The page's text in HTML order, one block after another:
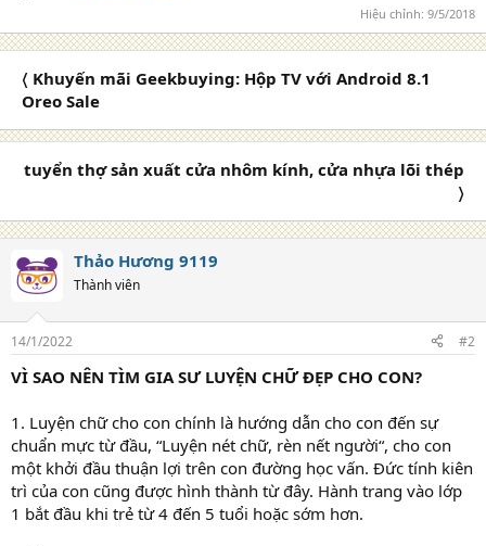
Hiệu chỉnh: 9/5/2018
〈 Khuyến mãi Geekbuying: Hộp TV với Android 8.1
Oreo Sale
tuyển thợ sản xuất cửa nhôm kính, cửa nhựa lõi thép
〉
Thảo Hương 9119
Thành viên
14/1/2022 #2
VÌ SAO NÊN TÌM GIA SƯ LUYỆN CHỮ ĐẸP CHO CON?
1. Luyện chữ cho con chính là hướng dẫn cho con đến sự
chuẩn mực từ đầu, “Luyện nét chữ, rèn nết người“, cho con
một khởi đầu thuận lợi trên con đường học vấn. Đức tính kiên
trì của con cũng được hình thành từ đây. Hành trang vào lớp
1 bắt đầu khi trẻ từ 4 đến 5 tuổi hoặc sớm hơn.